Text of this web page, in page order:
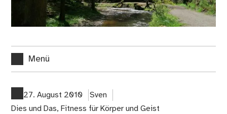
Menü
27. August 2010
Sven
Dies und Das, Fitness für Körper und Geist